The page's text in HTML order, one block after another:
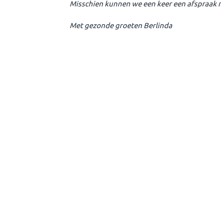
Misschien kunnen we een keer een afspraak
Met gezonde groeten Berlinda